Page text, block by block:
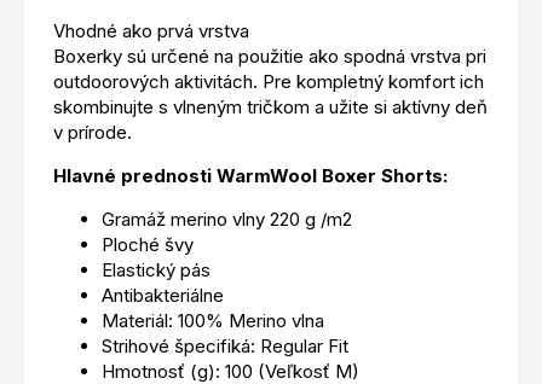
Vhodné ako prvá vrstva
Boxerky sú určené na použitie ako spodná vrstva pri
outdoorových aktivitách. Pre kompletný komfort ich
skombinujte s vlneným tričkom a užite si aktívny deň
v prírode.
Hlavné prednosti WarmWool Boxer Shorts:
Gramáž merino vlny 220 g /m2
Ploché švy
Elastický pás
Antibakteriálne
Materiál: 100% Merino vlna
Strihové špecifiká: Regular Fit
Hmotnosť (g): 100 (Veľkosť M)